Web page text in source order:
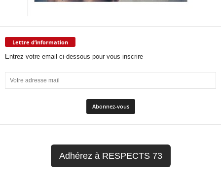
Lettre d’information
Entrez votre email ci-dessous pour vous inscrire
Adhérez à RESPECTS 73